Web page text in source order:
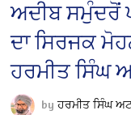
ਅਦੀਬ ਸਮੁੰਦਰੋਂ
ਦਾ ਸਿਰਜਕ
ਹਰਮੀਤ ਸਿੰਘ
byਹਰਮੀਤ ਸਿੰਘ